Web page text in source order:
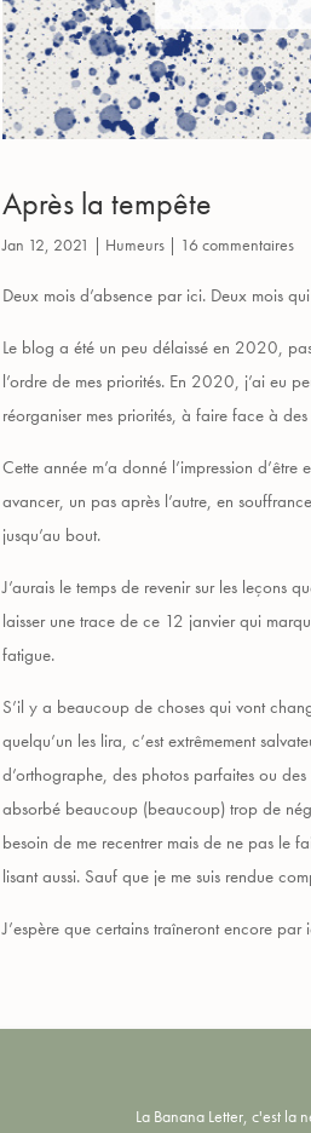
Après la tempête
Jan 12, 2021 | Humeurs| 16 commentaires
Deux mois d’absence par ici. Deux mois
Le blog a été un peu délaissé en 2020,
l’ordre de mes priorités. En 2020, j’ai eu
réorganiser mes priorités, à faire face à
Cette année m’a donné l’impression
avancer, un pas après l’autre, en
jusqu’au bout.
J’aurais le temps de revenir sur les leçons
laisser une trace de ce 12 janvier qui
fatigue.
S’il y a beaucoup de choses qui vont
quelqu’un les lira, c’est extrêmement
d’orthographe, des photos parfaites ou
absorbé beaucoup (beaucoup) trop de
besoin de me recentrer mais de ne pas le
lisant aussi. Sauf que je me suis rendue
J’espère que certains traîneront encore
La Banana Letter, c'est la